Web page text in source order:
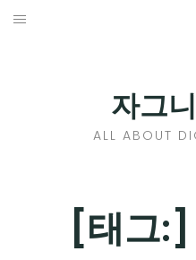
Skip
자그
ALL ABOUT
[태그:]